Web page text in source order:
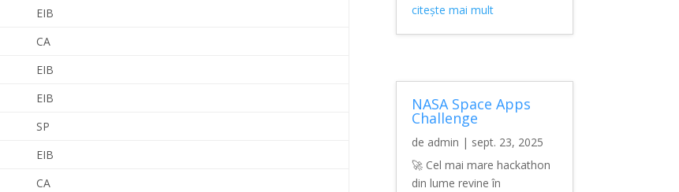
EIB
CA
EIB
EIB
SP
EIB
CA
citește mai mult
NASA Space Apps
Challenge
de admin | sept. 23, 2025
🚀 Cel mai mare hackathon
din lume revine în